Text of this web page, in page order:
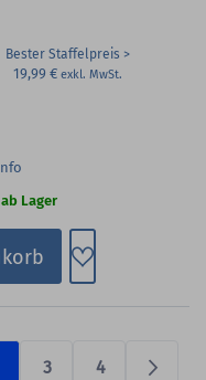
Bester Staffelpreis
19,99 €
Lager
Zum
3 4